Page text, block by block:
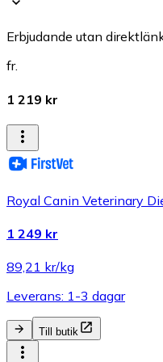
Erbjudande utan
fr.
1 219 kr
Royal Canin Veterinary
1 249 kr
89,21 kr/kg
Leverans: 1-3 dagar
Till butik